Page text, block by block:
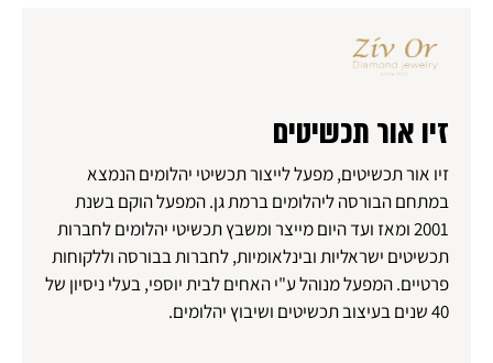
זיו אור תכשיטים
זיו אור תכשיטים, מפעל לייצור תכשיטי יהלומים הנמצא
במתחם הבורסה ליהלומים ברמת גן. המפעל הוקם בשנת
2001 ומאז ועד היום מייצר ומשבץ תכשיטי יהלומים לחברות
תכשיטים ישראליות ובינלאומיות, לחברות בבורסה וללקוחות
פרטיים. המפעל מנוהל ע"י האחים לבית יוספי, בעלי ניסיון של
40 שנים בעיצוב תכשיטים ושיבוץ יהלומים.